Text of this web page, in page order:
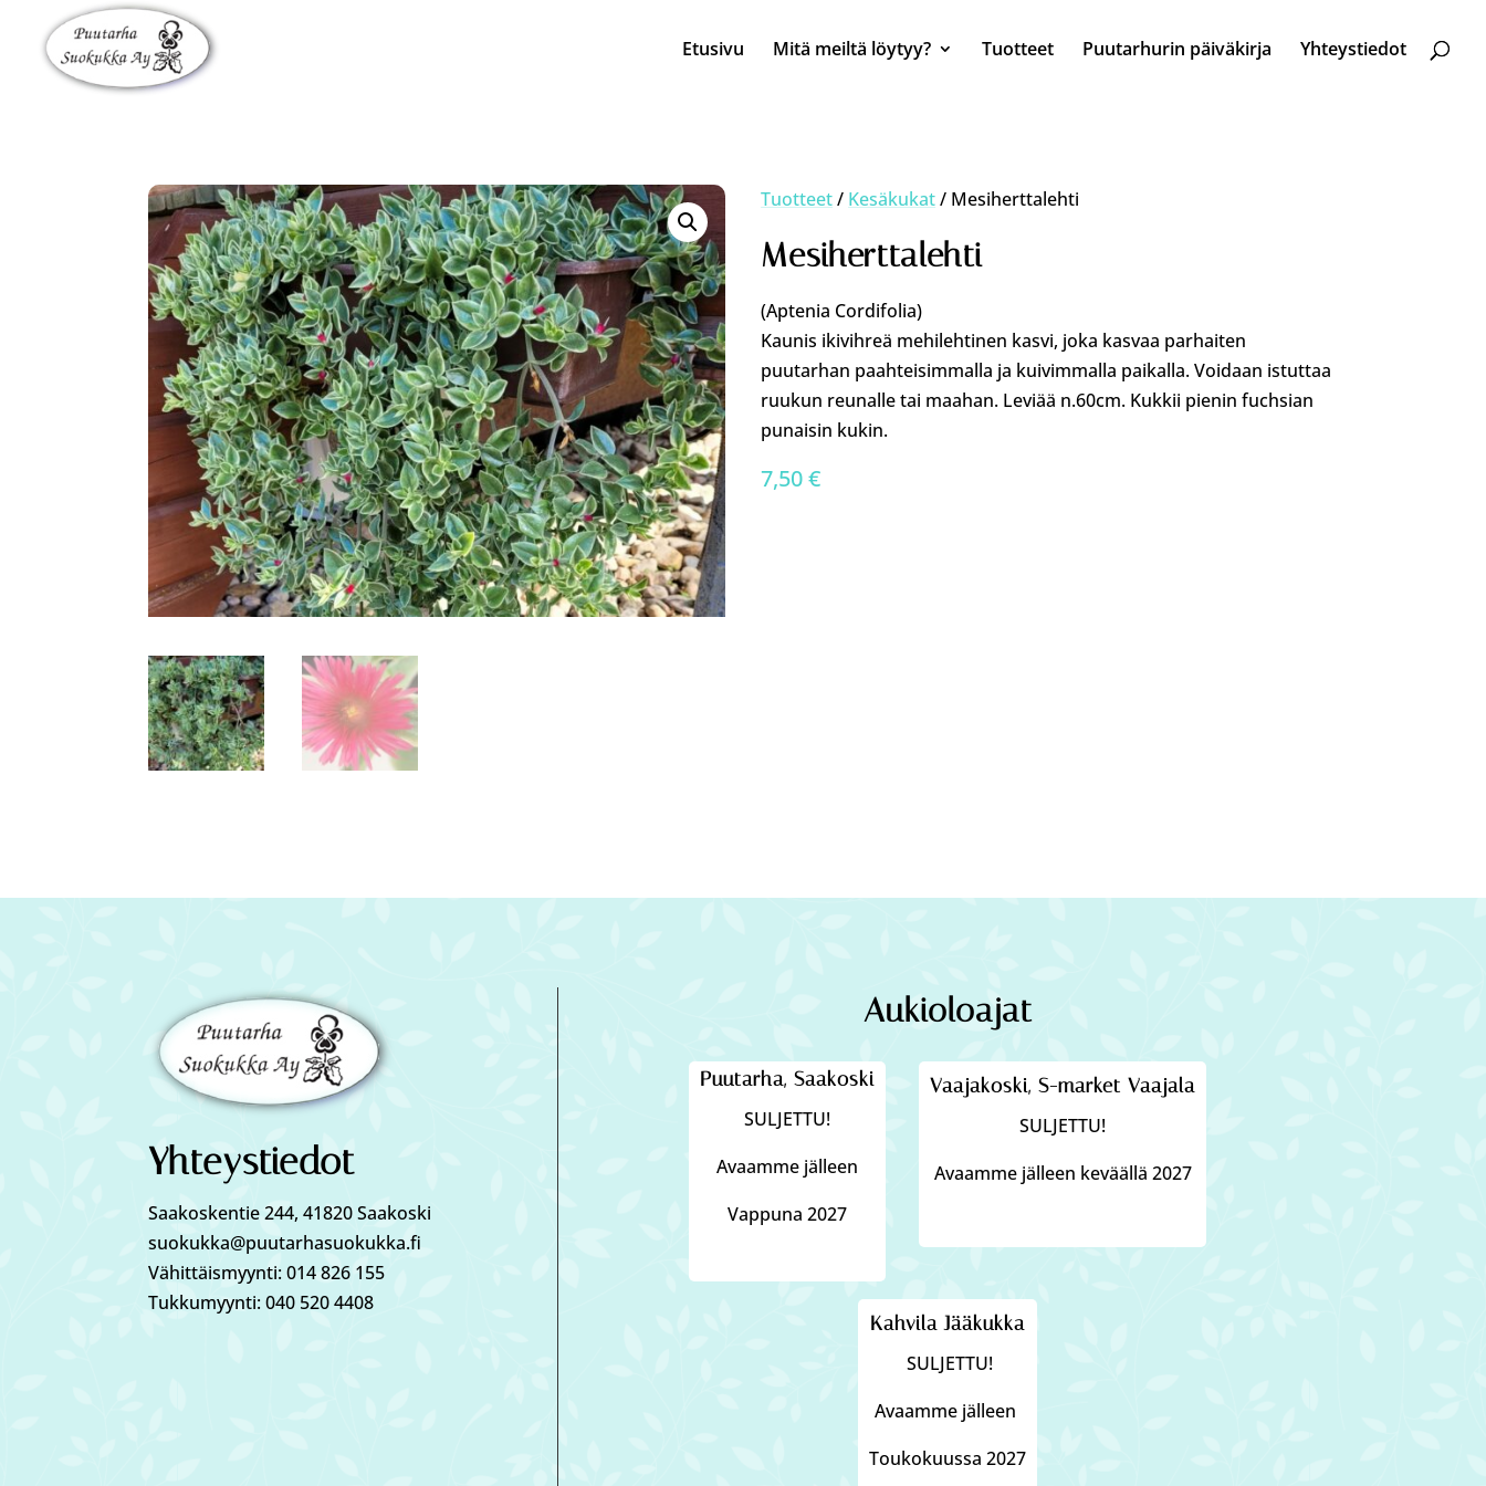
Etusivu Mitä meiltä löytyy? Tuotteet Puutarhurin päiväkirja Yhteystiedot
Tuotteet/ Kesäkukat/ Mesiherttalehti
Mesiherttalehti
(Aptenia Cordifolia)
Kaunis ikivihreä mehilehtinen kasvi, joka kasvaa parhaiten
puutarhan paahteisimmalla ja kuivimmalla paikalla. Voidaan istuttaa
ruukun reunalle tai maahan. Leviää n.60cm. Kukkii pienin fuchsian
punaisin kukin.
7,50€
Yhteystiedot
Saakoskentie 244, 41820 Saakoski
suokukka@puutarhasuokukka.fi
Vähittäismyynti: 014 826 155
Tukkumyynti: 040 520 4408
Aukioloajat
Puutarha, Saakoski
SULJETTU!
Avaamme jälleen
Vappuna 2027
Vaajakoski, S-market Vaajala
SULJETTU!
Avaamme jälleen keväällä 2027
Kahvila Jääkukka
SULJETTU!
Avaamme jälleen
Toukokuussa 2027